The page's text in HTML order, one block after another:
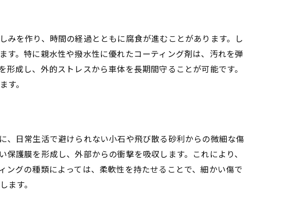
を作り、時間の経過とともに腐食が進むことがあります。し
。特に親水性や撥水性に優れたコーティング剤は、汚れを弾
成し、外的ストレスから車体を長期間守ることが可能です。
。
、日常生活で避けられない小石や飛び散る砂利からの微細な傷
護膜を形成し、外部からの衝撃を吸収します。これにより、
グの種類によっては、柔軟性を持たせることで、細かい傷で
す。